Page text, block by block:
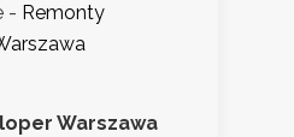
- Remonty
Warszawa